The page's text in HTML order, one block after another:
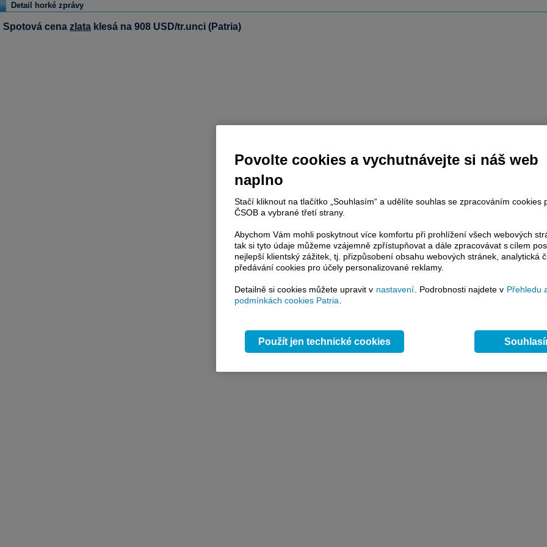
Detail horké zprávy
Spotová cena zlata klesá na 908 USD/tr.unci (Patria)
Povolte cookies a vychutnávejte si náš web
naplno
Stačí kliknout na tlačítko „Souhlasím“ a udělíte souhlas se zpracováním cookies
ČSOB a vybrané třetí strany.
Abychom Vám mohli poskytnout více komfortu při prohlížení všech webových
tak si tyto údaje můžeme vzájemně zpřístupňovat a dále zpracovávat s cílem
nejlepší klientský zážitek, tj. přizpůsobení obsahu webových stránek, analytická
předávání cookies pro účely personalizované reklamy.
Detailně si cookies můžete upravit v nastavení . Podrobnosti najdete v Přehledu
podmínkách cookies Patria
Použít jen technické cookies